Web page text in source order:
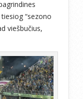
“sezono
viešbučius,